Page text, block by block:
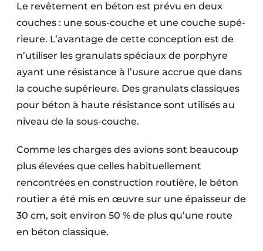
Le revêtement en béton est prévu en deux
couches : une sous-couche et une couche supé­
r­ieure. L’avantage de cette conception est de
n’utiliser les granulats spéciaux de porphyre
ayant une résistance à l’usure accrue que dans
la couche supérieure. Des granulats classiques
pour béton à haute résistance sont utilisés au
niveau de la sous-couche.
Comme les charges des avions sont beaucoup
plus élevées que celles habituellement
rencontrées en construction routière, le béton
routier a été mis en œuvre sur une épaisseur de
30 cm, soit environ 50 % de plus qu’une route
en béton classique.